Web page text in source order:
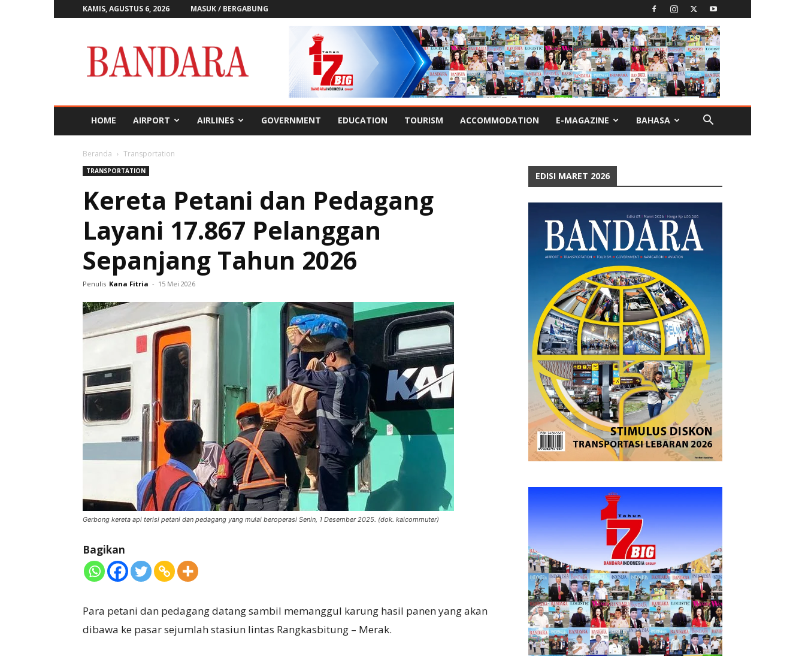
KAMIS, AGUSTUS 6, 2026 MASUK / BERGABUNG
Bandara
HOME AIRPORT AIRLINES GOVERNMENT EDUCATION TOURISM ACCOMMODATION E-MAGAZINE BAHASA
Beranda Transportation
TRANSPORTATION
Kereta Petani dan Pedagang
Layani 17.867 Pelanggan
Sepanjang Tahun 2026
Penulis Kana Fitria - 15 Mei 2026
Gerbong kereta api terisi petani dan pedagang yang mulai beroperasi Senin, 1 Desember 2025. (dok. kaicommuter)
Bagikan
Para petani dan pedagang datang sambil memanggul karung hasil panen yang akan
dibawa ke pasar sejumlah stasiun lintas Rangkasbitung – Merak.
EDISI MARET 2026